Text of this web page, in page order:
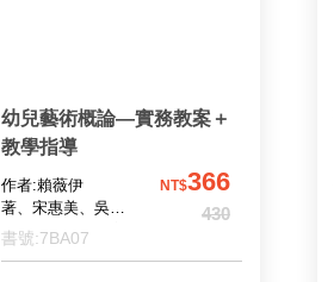
幼兒藝術概論—實務教案＋
教學指導
作者:賴薇伊
著、宋惠美、吳佩
勳、陳玉鈴 教案
NT$366
430
書號:7BA07